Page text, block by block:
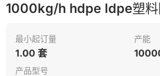
1000kg/h hdpe ldpe塑料
最小起订量
1.00 套
产能
产品型号